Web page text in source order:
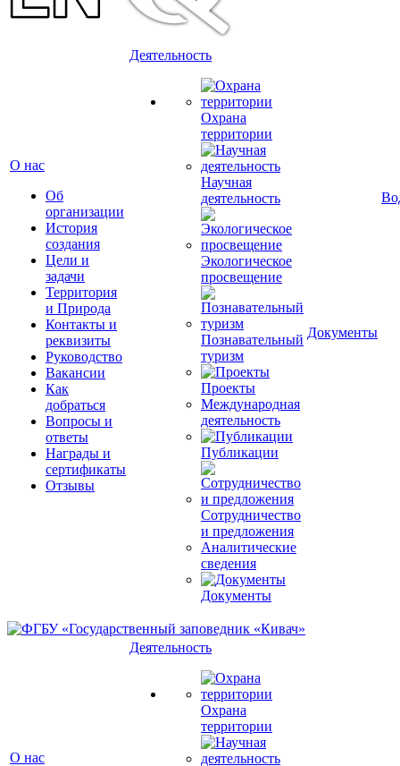
О нас
Об
организации
История
создания
Цели и
задачи
Территория
и Природа
Контакты и
реквизиты
Руководство
Вакансии
Как
добраться
Вопросы и
ответы
Награды и
сертификаты
Отзывы
Деятельность
Охрана
территории
Научная
деятельность
Экологическое
просвещение
Познавательный
туризм
Проекты
Международная
деятельность
Публикации
Сотрудничество
и предложения
Аналитические
сведения
Документы
Документы
О нас
Деятельность
Охрана
территории